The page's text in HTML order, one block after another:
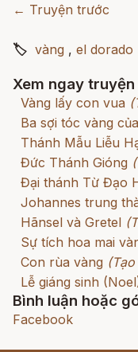
← Truyện trước
🏷 vàng , el dorado
Xem ngay
Vàng lấy con vua
Ba sợi tóc vàng
Thánh Mẫu Liễu
Đức Thánh Gióng
Đại thánh Từ Đạo
Johannes trung
Hãnsel và Gretel
Sự tích hoa mai
Con rùa vàng
Lễ giáng sinh
Bình luận hoặc
Facebook